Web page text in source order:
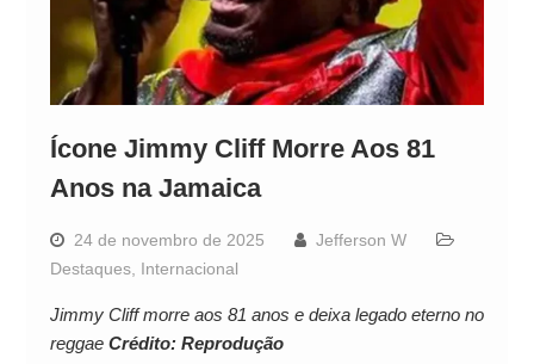
Ícone Jimmy Cliff Morre Aos 81
Anos na Jamaica
24 de novembro de 2025
Jefferson W
Destaques, Internacional
Jimmy Cliff morre aos 81 anos e deixa legado eterno no
reggae Crédito: Reprodução